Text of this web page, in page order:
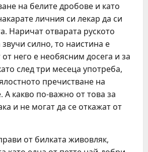
на белите дробове и като
личния си лекар да си
Наричат отварата руското
силно, то наистина е
него е необясним досега и за
след три месеца употреба,
пречистване на
А какво по-важно от това за
и не могат да се откажат от
от билката живовляк,